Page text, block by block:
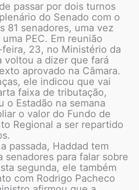
passar por dois turnos
do Senado com o
81 senadores, uma vez
PEC. Em reunião
23, no Ministério da
voltou a dizer que fará
aprovado na Câmara.
ele indicou que vai
faixa de tributação,
o Estadão na semana
o valor do Fundo de
Regional a ser repartido
passada, Haddad tem
senadores para falar sobre
segunda, ele também
com Rodrigo Pacheco